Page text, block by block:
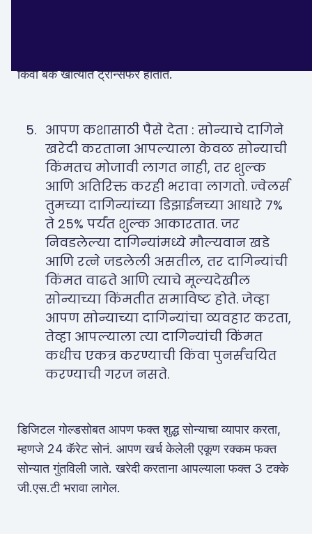
किंवा बँक खात्यात ट्रान्सफर होतात.
आपण कशासाठी पैसे देता : सोन्याचे दागिने
खरेदी करताना आपल्याला केवळ सोन्याची
किंमतच मोजावी लागत नाही, तर शुल्क
आणि अतिरिक्त करही भरावा लागतो. ज्वेलर्स
तुमच्या दागिन्यांच्या डिझाईनच्या आधारे 7%
ते 25% पर्यंत शुल्क आकारतात. जर
निवडलेल्या दागिन्यांमध्ये मौल्यवान खडे
आणि रत्ने जडलेली असतील, तर दागिन्यांची
किंमत वाढते आणि त्याचे मूल्यदेखील
सोन्याच्या किंमतीत समाविष्ट होते. जेव्हा
आपण सोन्याच्या दागिन्यांचा व्यवहार करता,
तेव्हा आपल्याला त्या दागिन्यांची किंमत
कधीच एकत्र करण्याची किंवा पुनर्संचयित
करण्याची गरज नसते.
डिजिटल गोल्डसोबत आपण फक्त शुद्ध सोन्याचा व्यापार करता,
म्हणजे 24 कॅरेट सोनं. आपण खर्च केलेली एकूण रक्कम फक्त
सोन्यात गुंतविली जाते. खरेदी करताना आपल्याला फक्त 3 टक्के
जी.एस.टी भरावा लागेल.